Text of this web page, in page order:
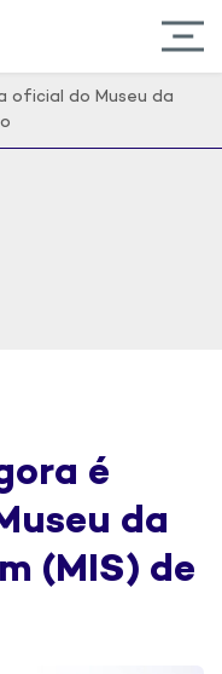
oficial do Museu da
é
da
(MIS) de